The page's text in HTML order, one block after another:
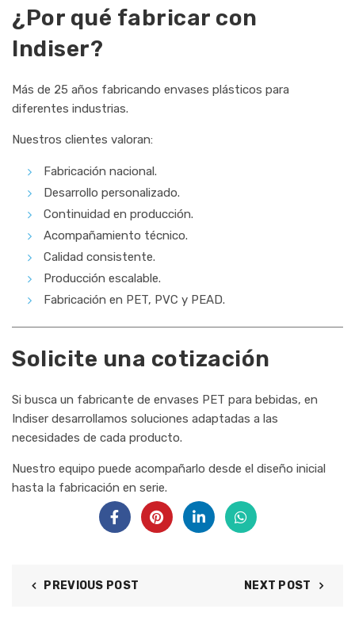
¿Por qué fabricar con
Indiser?
Más de 25 años fabricando envases plásticos para
diferentes industrias.
Nuestros clientes valoran:
Fabricación nacional.
Desarrollo personalizado.
Continuidad en producción.
Acompañamiento técnico.
Calidad consistente.
Producción escalable.
Fabricación en PET, PVC y PEAD.
Solicite una cotización
Si busca un fabricante de envases PET para bebidas, en
Indiser desarrollamos soluciones adaptadas a las
necesidades de cada producto.
Nuestro equipo puede acompañarlo desde el diseño inicial
hasta la fabricación en serie.
PREVIOUS POST NEXT POST